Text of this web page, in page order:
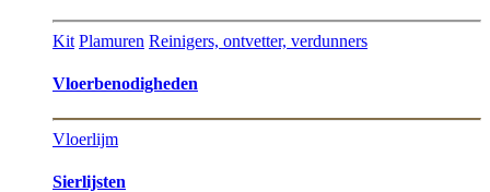
Kit Plamuren Reinigers, ontvetter, verdunners
Vloerbenodigheden
Vloerlijm
Sierlijsten